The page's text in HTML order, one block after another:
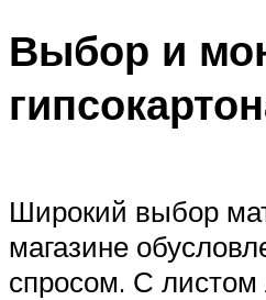
Выбор и
Широкий выбор
магазине
спросом. С листом